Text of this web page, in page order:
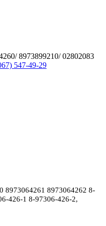
8973899210/ 02802083
547-49-29
8973064261 8973064262 8-
426-1 8-97306-426-2,